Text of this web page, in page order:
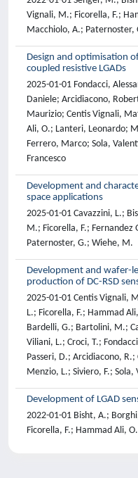
Vignali, M.; Ficorella, F.;
Macchiolo, A.; Paternoster,
Design and optimisation
coupled resistive LGADs
2025-01-01 Fondacci,
Daniele; Arcidiacono,
Maurizio; Centis Vignali,
Ali, O.; Lanteri, Leonardo;
Ferrero, Marco; Sola,
Francesco
Development and
space applications
2025-01-01 Cavazzini, L.;
M.; Ficorella, F.;
Paternoster, G.; Wiehe, M.
Development and wafer-
production of DC-RSD
2025-01-01 Centis Vignali,
L.; Ficorella, F.; Hammad
Bardelli, G.; Bartolini, M.;
Viliani, L.; Croci, T.;
Passeri, D.; Arcidiacono,
Menzio, L.; Siviero, F.; Sola,
Development of LGAD
2022-01-01 Bisht, A.;
Ficorella, F.; Hammad Ali,